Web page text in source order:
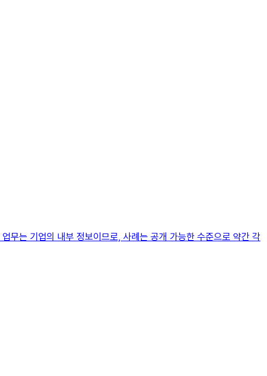
무는 기업의 내부 정보이므로, 사례는 공개 가능한 수준으로 약간 각